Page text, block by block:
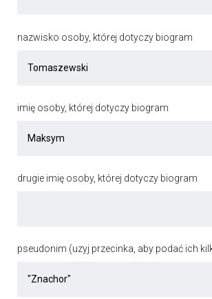
nazwisko osoby, której dotyczy biogram
imię osoby, której dotyczy biogram
drugie imię osoby, której dotyczy biogram
pseudonim (uzyj przecinka, aby podać ich